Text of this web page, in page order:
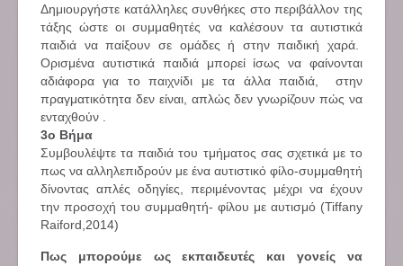
Δημιουργήστε κατάλληλες συνθήκες στο περιβάλλον της
τάξης ώστε οι συμμαθητές να καλέσουν τα αυτιστικά
παιδιά να παίξουν σε ομάδες ή στην παιδική χαρά.
Ορισμένα αυτιστικά παιδιά μπορεί ίσως να φαίνονται
αδιάφορα για το παιχνίδι με τα άλλα παιδιά, στην
πραγματικότητα δεν είναι, απλώς δεν γνωρίζουν πώς να
ενταχθούν .
3ο Βήμα
Συμβουλέψτε τα παιδιά του τμήματος σας σχετικά με το
πως να αλληλεπιδρούν με ένα αυτιστικό φίλο-συμμαθητή
δίνοντας απλές οδηγίες, περιμένοντας μέχρι να έχουν
την προσοχή του συμμαθητή- φίλου με αυτισμό (Tiffany
Raiford,2014)
Πως μπορούμε ως εκπαιδευτές και γονείς να